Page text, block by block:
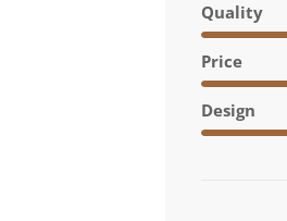
Quality
Price
Design